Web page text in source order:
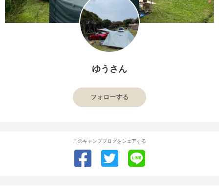
ゆうさん
フォローする
このキャンプブログをシェアする